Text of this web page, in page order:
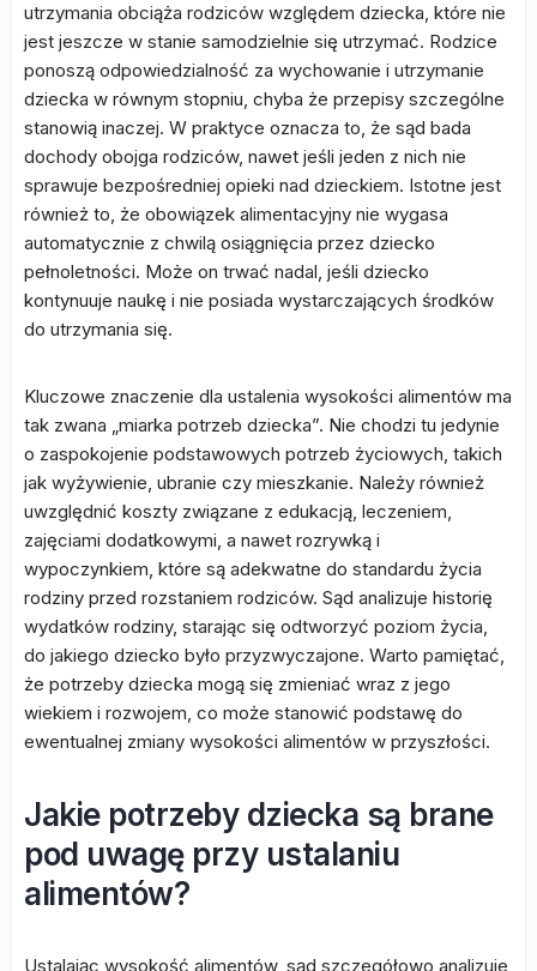
utrzymania obciąża rodziców względem dziecka, które nie
jest jeszcze w stanie samodzielnie się utrzymać. Rodzice
ponoszą odpowiedzialność za wychowanie i utrzymanie
dziecka w równym stopniu, chyba że przepisy szczególne
stanowią inaczej. W praktyce oznacza to, że sąd bada
dochody obojga rodziców, nawet jeśli jeden z nich nie
sprawuje bezpośredniej opieki nad dzieckiem. Istotne jest
również to, że obowiązek alimentacyjny nie wygasa
automatycznie z chwilą osiągnięcia przez dziecko
pełnoletności. Może on trwać nadal, jeśli dziecko
kontynuuje naukę i nie posiada wystarczających środków
do utrzymania się.
Kluczowe znaczenie dla ustalenia wysokości alimentów ma
tak zwana „miarka potrzeb dziecka”. Nie chodzi tu jedynie
o zaspokojenie podstawowych potrzeb życiowych, takich
jak wyżywienie, ubranie czy mieszkanie. Należy również
uwzględnić koszty związane z edukacją, leczeniem,
zajęciami dodatkowymi, a nawet rozrywką i
wypoczynkiem, które są adekwatne do standardu życia
rodziny przed rozstaniem rodziców. Sąd analizuje historię
wydatków rodziny, starając się odtworzyć poziom życia,
do jakiego dziecko było przyzwyczajone. Warto pamiętać,
że potrzeby dziecka mogą się zmieniać wraz z jego
wiekiem i rozwojem, co może stanowić podstawę do
ewentualnej zmiany wysokości alimentów w przyszłości.
Jakie potrzeby dziecka są brane
pod uwagę przy ustalaniu
alimentów?
Ustalając wysokość alimentów, sąd szczegółowo analizuje